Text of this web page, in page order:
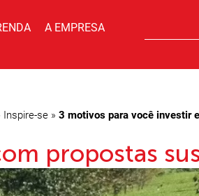
A EMPRESA
Inspire-se » 3 motivos para você investir
propostas